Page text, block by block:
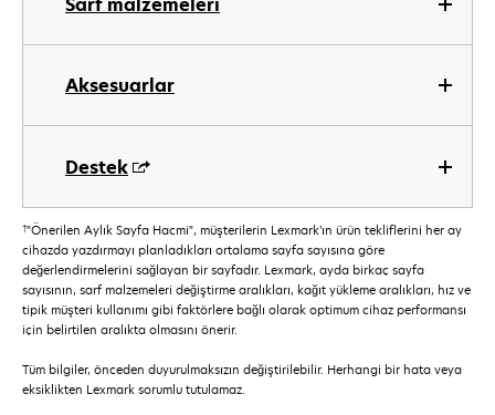
Aksesuarlar
Destek
†"Önerilen Aylık Sayfa Hacmi", müşterilerin Lexmark’ın ürün tekliflerini her ay
cihazda yazdırmayı planladıkları ortalama sayfa sayısına göre
değerlendirmelerini sağlayan bir sayfadır. Lexmark, ayda birkaç sayfa
sayısının, sarf malzemeleri değiştirme aralıkları, kağıt yükleme aralıkları, hız ve
tipik müşteri kullanımı gibi faktörlere bağlı olarak optimum cihaz performansı
için belirtilen aralıkta olmasını önerir.
Tüm bilgiler, önceden duyurulmaksızın değiştirilebilir. Herhangi bir hata veya
eksiklikten Lexmark sorumlu tutulamaz.